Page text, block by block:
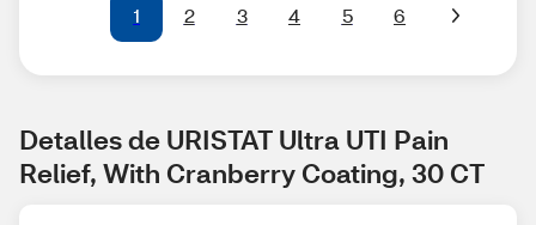
1 2 3 4 5 6
Detalles de URISTAT Ultra UTI Pain
Relief, With Cranberry Coating, 30 CT